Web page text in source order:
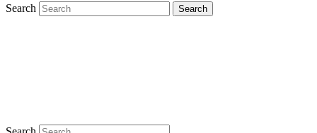
Search Search